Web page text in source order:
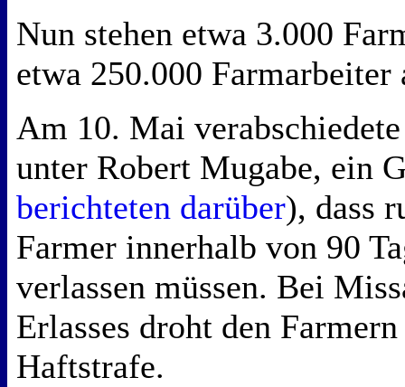
Nun stehen etwa 3.000
etwa 250.000 Farmarbeiter
Am 10. Mai
unter Robert Mugabe, ein
berichteten darüber), dass
Farmer innerhalb von 90
verlassen müssen. Bei
Erlasses droht den
Haftstrafe.